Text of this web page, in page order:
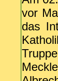
vor
das